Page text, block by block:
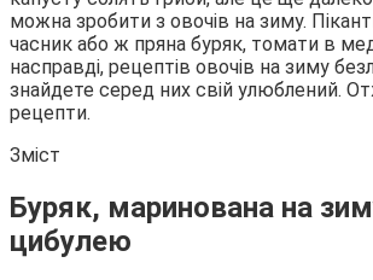
можна зробити з овочів на зиму.
часник або ж пряна буряк, томати в
насправді, рецептів овочів на зиму
знайдете серед них свій улюблений.
рецепти.
Зміст
Буряк, маринована на
цибулею